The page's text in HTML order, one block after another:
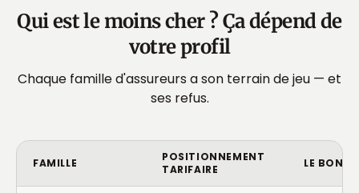
Qui est le moins cher ? Ça dépend de
votre profil
Chaque famille d'assureurs a son terrain de jeu — et
ses refus.
FAMILLE
POSITIONNEMENT
TARIFAIRE
LE BON